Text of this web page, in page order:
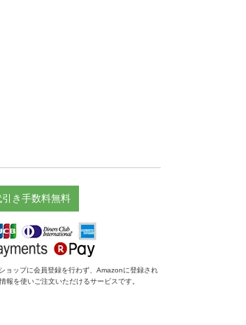
き手数料無料
ョップに会員登録を行わず、Amazonに登録され
報を使いご注文いただけるサービスです。